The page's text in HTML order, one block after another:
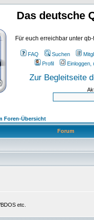
Das deutsche
Für euch erreichbar unter
FAQ Suchen
Profil
Einloggen,
Zur Begleitseite
Foren-Übersicht
Forum
etc.